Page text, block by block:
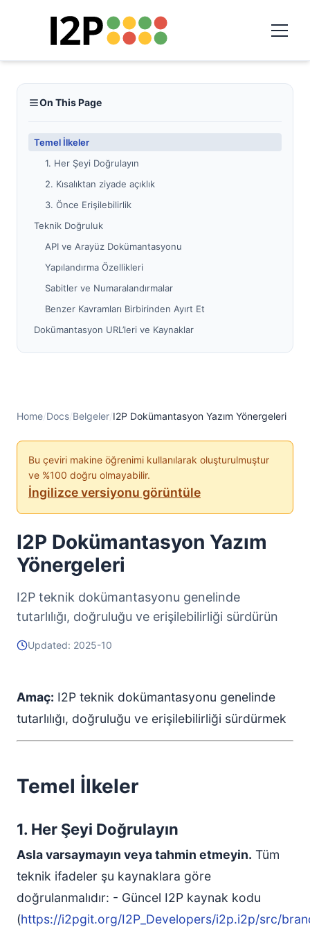
On This Page
Temel İlkeler
1. Her Şeyi Doğrulayın
2. Kısalıktan ziyade açıklık
3. Önce Erişilebilirlik
Teknik Doğruluk
API ve Arayüz Dokümantasyonu
Yapılandırma Özellikleri
Sabitler ve Numaralandırmalar
Benzer Kavramları Birbirinden Ayırt Et
Dokümantasyon URL’leri ve Kaynaklar
Sürüm Takibi
İçerikte Sürüm Referansları
Zaman İçindeki Değişiklikleri Belgelemek
Kullanımdan Kaldırma Bildirimleri
Terminoloji Standartları
Resmi I2P Terimleri
Kod Örnekleri ve Biçimlendirme
Java Kod Örnekleri
Yapılandırma Örnekleri
Komut Satırı Örnekleri
Satır içi kod
Etken Çatı
Yönergelerde emir kipi
Belge Yapısı
Başlık Hiyerarşisi
Bilgi Kutuları
Listeler ve Düzen
Kaçınılması Gereken Yaygın Hatalar
1. Benzer Sistemleri Karıştırma
Home/Docs/Belgeler/I2P Dokümantasyon Yazım Yönergeleri
Bu çeviri makine öğrenimi kullanılarak oluşturulmuştur
ve %100 doğru olmayabilir.
İngilizce versiyonu görüntüle
I2P Dokümantasyon Yazım
Yönergeleri
I2P teknik dokümantasyonu genelinde
tutarlılığı, doğruluğu ve erişilebilirliği sürdürün
Updated: 2025-10
Amaç: I2P teknik dokümantasyonu genelinde
tutarlılığı, doğruluğu ve erişilebilirliği sürdürmek
Temel İlkeler
1. Her Şeyi Doğrulayın
Asla varsaymayın veya tahmin etmeyin. Tüm
teknik ifadeler şu kaynaklara göre
doğrulanmalıdır: - Güncel I2P kaynak kodu
(https://i2pgit.org/I2P_Developers/i2p.i2p/src/